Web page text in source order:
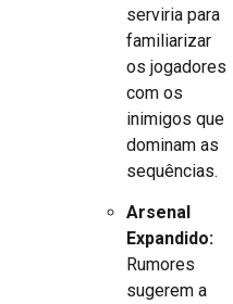
serviria para
familiarizar
os jogadores
com os
inimigos que
dominam as
sequências.
Arsenal
Expandido:
Rumores
sugerem a